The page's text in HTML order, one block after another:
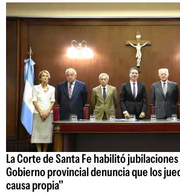
La Corte de Santa Fe habilitó
Gobierno provincial denuncia que los
causa propia"